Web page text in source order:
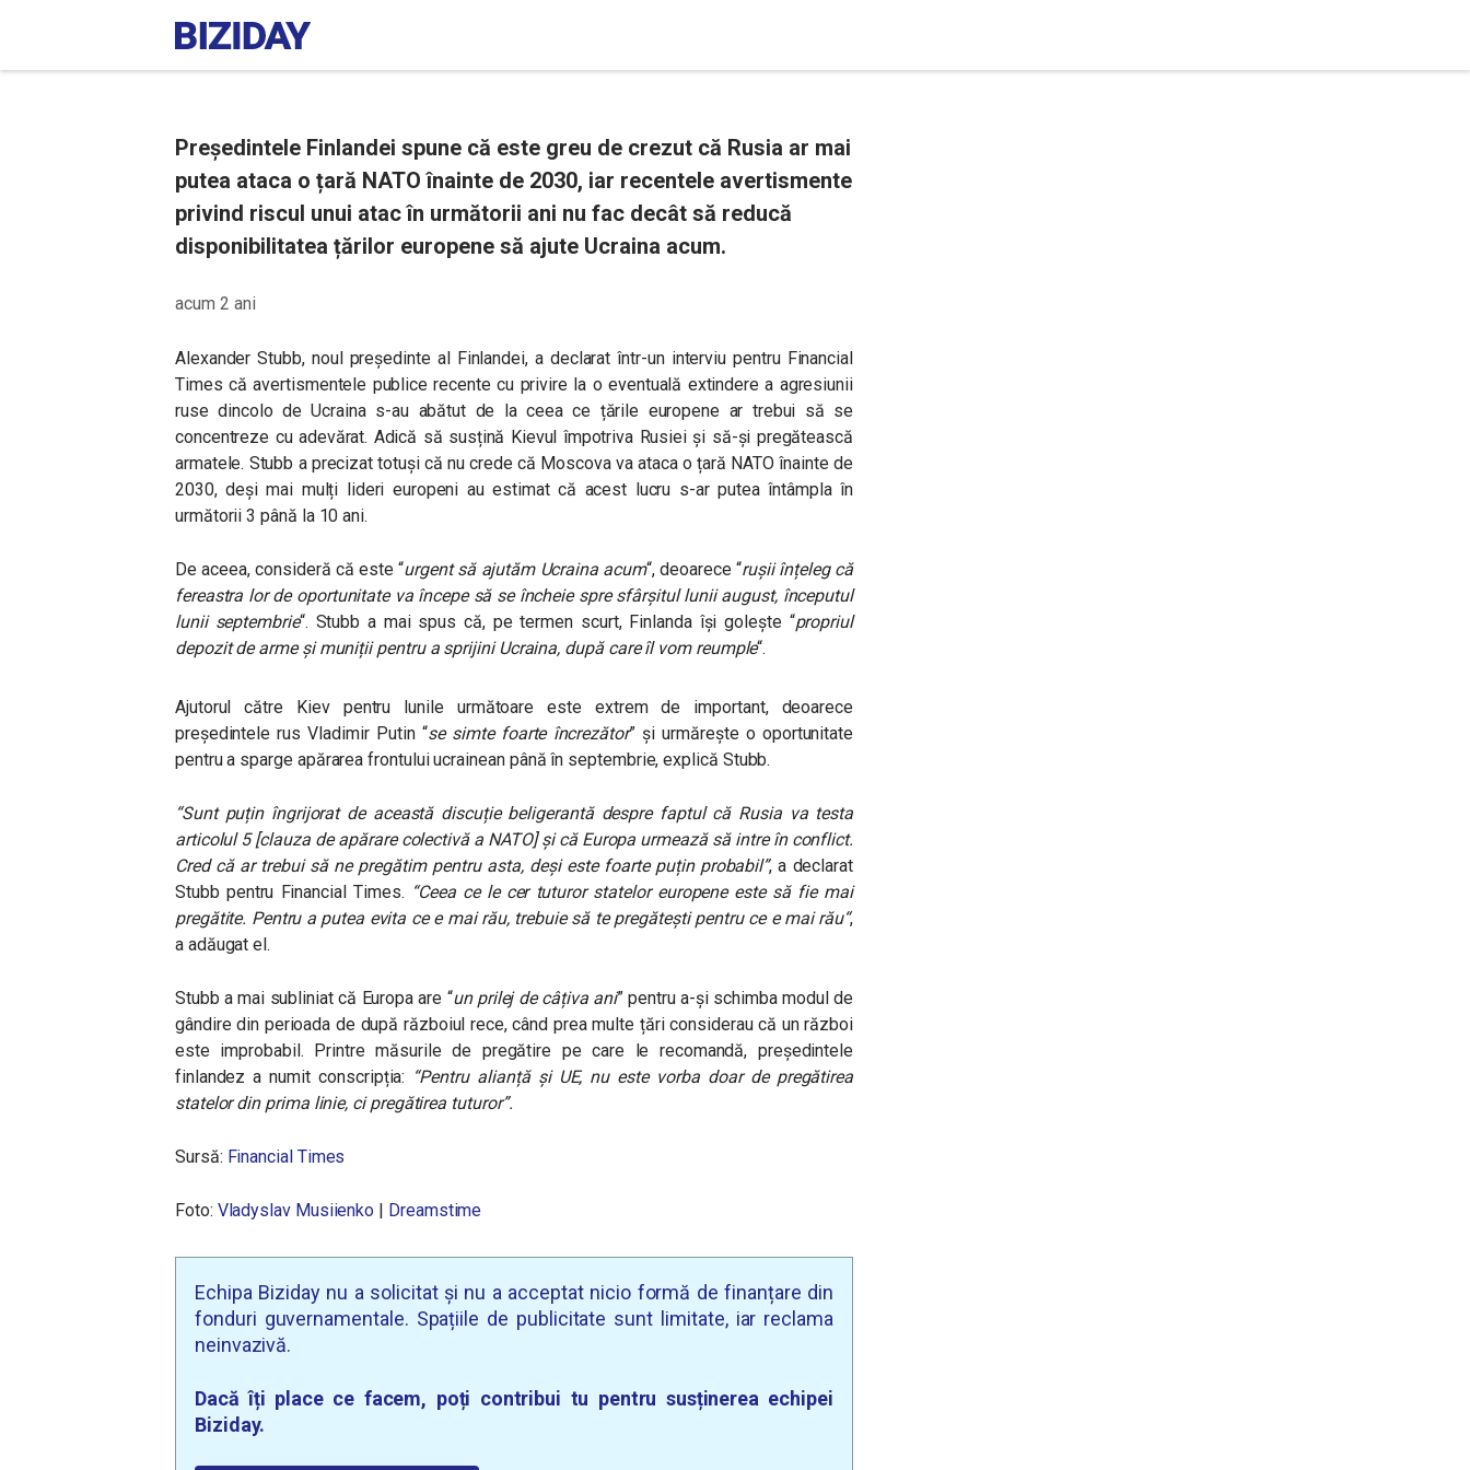
Președintele Finlandei spune că este greu de crezut că Rusia ar mai
putea ataca o țară NATO înainte de 2030, iar recentele avertismente
privind riscul unui atac în următorii ani nu fac decât să reducă
disponibilitatea țărilor europene să ajute Ucraina acum.
acum 2 ani
Alexander Stubb, noul președinte al Finlandei, a declarat într-un interviu pentru Financial
Times că avertismentele publice recente cu privire la o eventuală extindere a agresiunii
ruse dincolo de Ucraina s-au abătut de la ceea ce țările europene ar trebui să se
concentreze cu adevărat. Adică să susțină Kievul împotriva Rusiei și să-și pregătească
armatele. Stubb a precizat totuși că nu crede că Moscova va ataca o țară NATO înainte de
2030, deși mai mulți lideri europeni au estimat că acest lucru s-ar putea întâmpla în
următorii 3 până la 10 ani.
De aceea, consideră că este “urgent să ajutăm Ucraina acum“, deoarece “rușii înțeleg că
fereastra lor de oportunitate va începe să se încheie spre sfârșitul lunii august, începutul
lunii septembrie“. Stubb a mai spus că, pe termen scurt, Finlanda își golește “propriul
depozit de arme și muniții pentru a sprijini Ucraina, după care îl vom reumple“.
Ajutorul către Kiev pentru lunile următoare este extrem de important, deoarece
președintele rus Vladimir Putin “se simte foarte încrezător” și urmărește o oportunitate
pentru a sparge apărarea frontului ucrainean până în septembrie, explică Stubb.
“Sunt puțin îngrijorat de această discuție beligerantă despre faptul că Rusia va testa
articolul 5 [clauza de apărare colectivă a NATO] și că Europa urmează să intre în conflict.
Cred că ar trebui să ne pregătim pentru asta, deși este foarte puțin probabil”, a declarat
Stubb pentru Financial Times. “Ceea ce le cer tuturor statelor europene este să fie mai
pregătite. Pentru a putea evita ce e mai rău, trebuie să te pregătești pentru ce e mai rău“,
a adăugat el.
Stubb a mai subliniat că Europa are “un prilej de câțiva ani” pentru a-și schimba modul de
gândire din perioada de după războiul rece, când prea multe țări considerau că un război
este improbabil. Printre măsurile de pregătire pe care le recomandă, președintele
finlandez a numit conscripția: “Pentru alianță și UE, nu este vorba doar de pregătirea
statelor din prima linie, ci pregătirea tuturor”.
Sursă: Financial Times
Foto: Vladyslav Musiienko | Dreamstime
Echipa Biziday nu a solicitat și nu a acceptat nicio formă de finanțare din
fonduri guvernamentale. Spațiile de publicitate sunt limitate, iar reclama
neinvazivă.
Dacă îți place ce facem, poți contribui tu pentru susținerea echipei
Biziday.